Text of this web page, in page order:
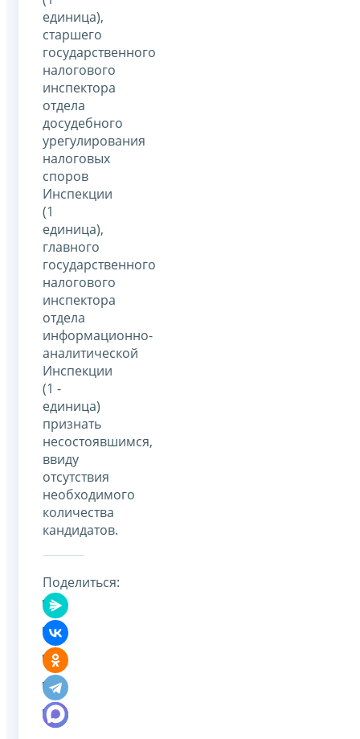
единица),
старшего
государственного
налогового
инспектора
отдела
досудебного
урегулирования
налоговых
споров
Инспекции
(1
единица),
главного
государственного
налогового
инспектора
отдела
информационно-
аналитической
Инспекции
(1 -
единица)
признать
несостоявшимся,
ввиду
отсутствия
необходимого
количества
кандидатов.
Поделиться: